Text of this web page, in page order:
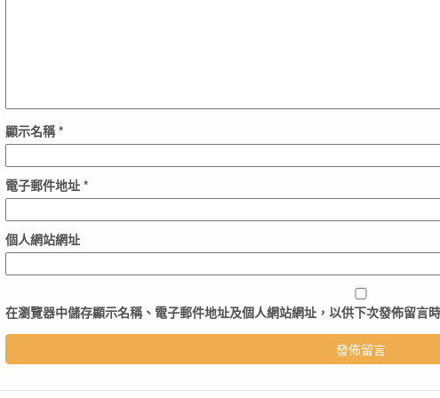
顯示名稱*
電子郵件地址 *
個人網站網址
在瀏覽器中儲存顯示名稱、電子郵件地址及個人網站網址，以供下次發佈留言